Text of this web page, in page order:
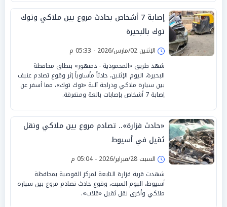
إصابة 7 أشخاص بحادث مروع بين ملاكي وتوك
توك بالبحيرة
الإثنين 02/مارس/2026 - 05:33 م
شهد طريق «المحمودية - دمنهور» بنطاق محافظة
البحيرة، اليوم الإثنين، حادثاً مأساوياً إثر وقوع تصادم عنيف
بين سيارة ملاكي ودراجة آلية «توك توك»، مما أسفر عن
إصابة 7 أشخاص بإصابات بالغة ومتفرقة.
«حادث فزارة».. تصادم مروع بين ملاكي ونقل
ثقيل في أسيوط
السبت 28/فبراير/2026 - 05:04 م
شهدت قرية فزارة التابعة لمركز القوصية بمحافظة
أسيوط، اليوم السبت، وقوع حادث تصادم مروع بين سيارة
ملاكي وأخرى نقل ثقيل «قلاب».